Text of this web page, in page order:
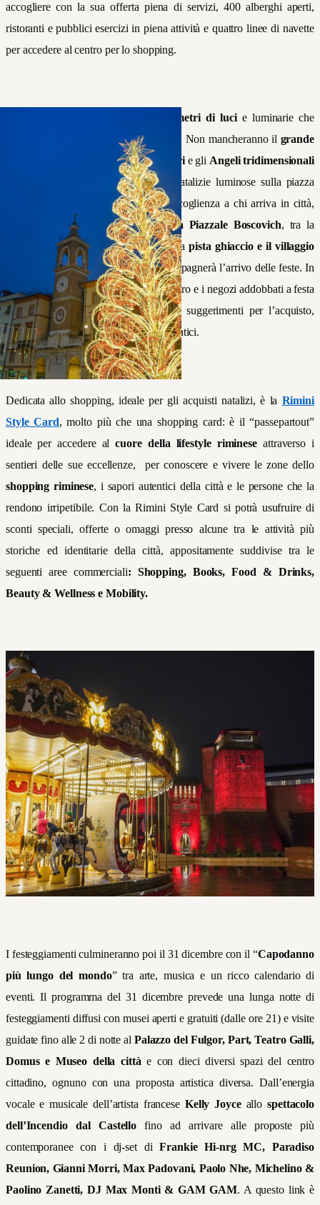
accogliere con la sua offerta piena di servizi, 400 alberghi aperti,
ristoranti e pubblici esercizi in piena attività e quattro linee di navette
per accedere al centro per lo shopping.
80 i chilometri di lucie luminarie che
accenderanno di atmosfera tutta la città. Non mancheranno il grande
albero di Natale in piazza Tre Martirie gliAngeli tridimensionali
. Composizioni natalizie luminose sulla piazza
della stazione preparano una calda accoglienza a chi arriva in città,
veliero luminoso illumina Piazzale Boscovich, tra la
spiaggia e il porto. A fare da cornice, lapista ghiaccio e il villaggio
in piazzale Fellini che accompagnerà l’arrivo delle feste. In
più, come ogni anno, i mercatini in centro e i negozi addobbati a festa
offriranno ai visitatori ogni genere di suggerimenti per l’acquisto,
anche solidale, di regali originali e autentici.
Dedicata allo shopping, ideale per gli acquisti natalizi, è la Rimini
Style Card, molto più che una shopping card: è il “passepartout”
ideale per accedere alcuore della lifestyle rimineseattraverso i
sentieri delle sue eccellenze, per conoscere e vivere le zone dello
shopping riminese, i sapori autentici della città e le persone che la
rendono irripetibile. Con la Rimini Style Card si potrà usufruire di
sconti speciali, offerte o omaggi presso alcune tra le attività più
storiche ed identitarie della città, appositamente suddivise tra le
seguenti aree commerciali: Shopping, Books, Food & Drinks,
Beauty & Wellness e Mobility.
I festeggiamenti culmineranno poi il 31 dicembre con il “Capodanno
più lungo del mondo” tra arte, musica e un ricco calendario di
eventi. Il programma del 31 dicembre prevede una lunga notte di
festeggiamenti diffusi con musei aperti e gratuiti (dalle ore 21) e visite
guidate fino alle 2 di notte al Palazzo del Fulgor, Part, Teatro Galli,
Domus e Museo della città e con dieci diversi spazi del centro
cittadino, ognuno con una proposta artistica diversa.Dall’energia
vocale e musicale dell’artista francese Kelly Joyceallospettacolo
dell’Incendio dal Castello fino ad arrivare alle proposte più
contemporanee con i dj-set diFrankie Hi-nrg MC, Paradiso
Reunion, Gianni Morri, Max Padovani, Paolo Nhe, Michelino &
Paolino Zanetti, DJ Max Monti & GAM GAM. A questo link è